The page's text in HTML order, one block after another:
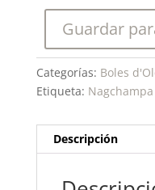
Guardar
Categorías: Boles
Etiqueta: Nagchampa
Descripción